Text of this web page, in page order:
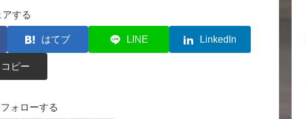
する
はてブ LINE LinkedIn
コピー
ォローする